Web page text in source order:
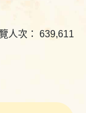
人次： 639,611